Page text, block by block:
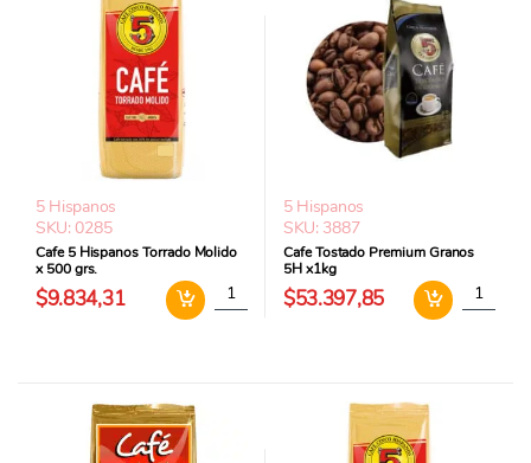
5 Hispanos
SKU: 0285
Cafe 5 Hispanos Torrado Molido
x 500 grs.
$9.834,31 Cafe 5 Hispanos Torrado Molido x 500 grs.
5 Hispanos
SKU: 3887
Cafe Tostado Premium Granos
5H x1kg
$53.397,85 Cafe